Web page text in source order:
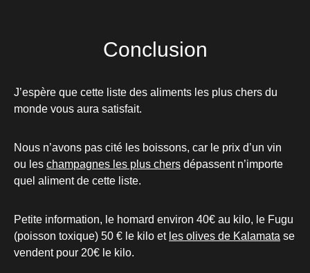
Conclusion
J’espère que cette liste des aliments les plus chers du
monde vous aura satisfait.
Nous n’avons pas cité les boissons, car le prix d’un vin
ou les champagnes les plus chers dépassent n’importe
quel aliment de cette liste.
Petite information, le homard environ 40€ au kilo, le Fugu
(poisson toxique) 50 € le kilo et les olives de Kalamata se
vendent pour 20€ le kilo.